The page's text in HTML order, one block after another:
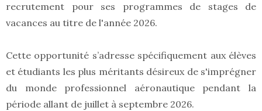
recrutement pour ses programmes de stages de
vacances au titre de l'année 2026.
Cette opportunité s’adresse spécifiquement aux élèves
et étudiants les plus méritants désireux de s'imprégner
du monde professionnel aéronautique pendant la
période allant de juillet à septembre 2026.